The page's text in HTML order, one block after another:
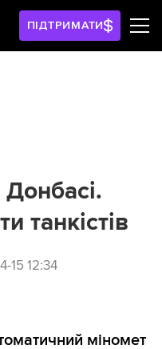
ПІДТРИМАТИ
Донбасі.
танкістів
15 12:34
міномет